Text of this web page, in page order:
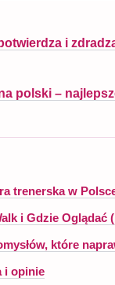
i
polski –
trenerska w
i Gdzie Oglądać
które
i opinie